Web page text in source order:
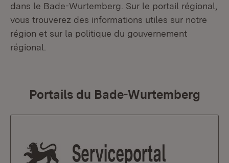
dans le Bade-Wurtemberg. Sur le portail régional,
vous trouverez des informations utiles sur notre
région et sur la politique du gouvernement
régional.
Portails du Bade-Wurtemberg